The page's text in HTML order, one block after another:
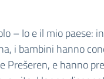
– Io e il mio paese:
i bambini hanno
Prešeren, e hanno